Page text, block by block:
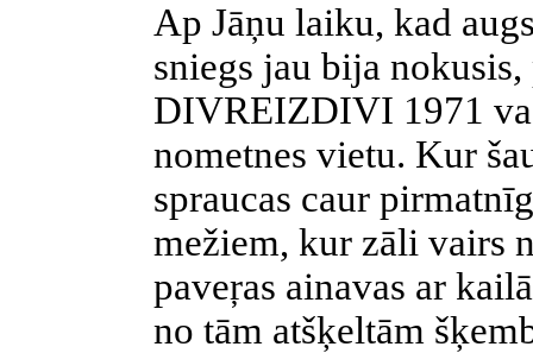
Ap Jāņu laiku, kad
sniegs jau bija
DIVREIZDIVI 1971
nometnes vietu. Kur
spraucas caur
mežiem, kur zāli vairs
paveŗas ainavas ar
no tām atšķeltām